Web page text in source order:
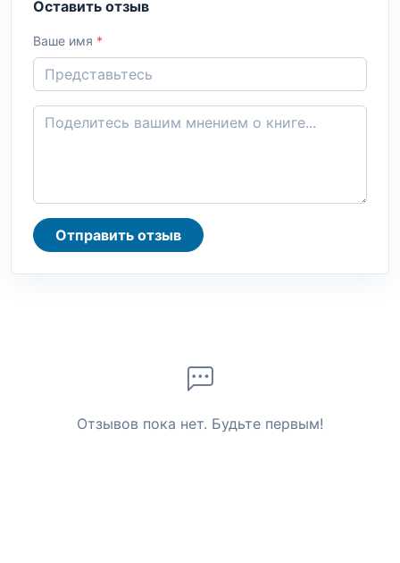
Оставить отзыв
Ваше имя *
Отправить отзыв
Отзывов пока нет. Будьте первым!